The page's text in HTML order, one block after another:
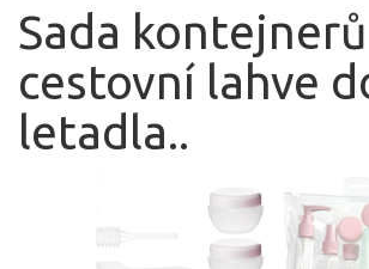
Sada
cestovní lahve
letadla..